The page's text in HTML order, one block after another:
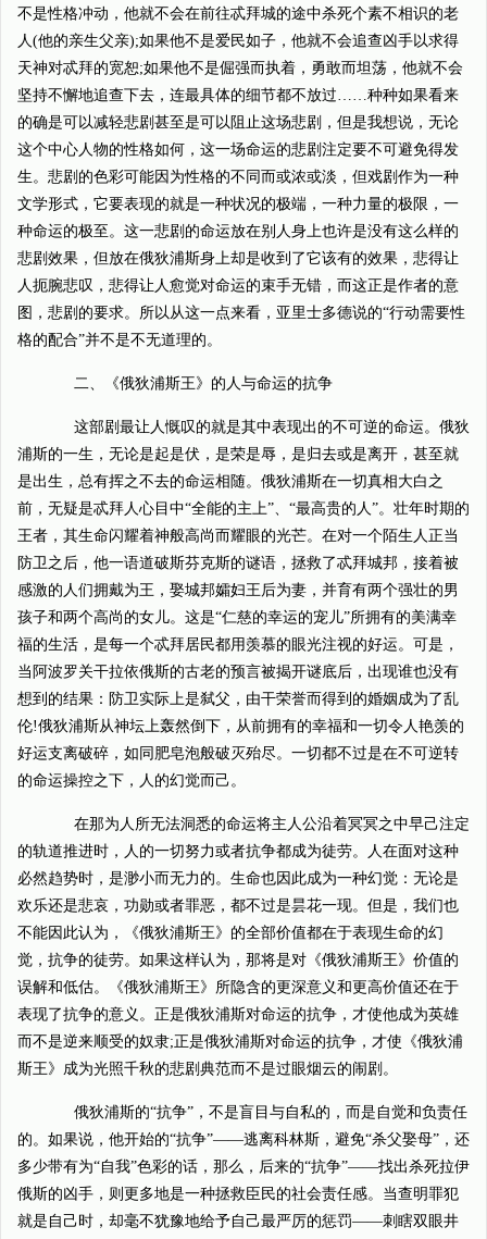
不是性格冲动，他就不会在前往忒拜城的途中杀死个素不相识的老
人(他的亲生父亲);如果他不是爱民如子，他就不会追查凶手以求得
天神对忒拜的宽恕;如果他不是倔强而执着，勇敢而坦荡，他就不会
坚持不懈地追查下去，连最具体的细节都不放过……种种如果看来
的确是可以减轻悲剧甚至是可以阻止这场悲剧，但是我想说，无论
这个中心人物的性格如何，这一场命运的悲剧注定要不可避免得发
生。悲剧的色彩可能因为性格的不同而或浓或淡，但戏剧作为一种
文学形式，它要表现的就是一种状况的极端，一种力量的极限，一
种命运的极至。这一悲剧的命运放在别人身上也许是没有这么样的
悲剧效果，但放在俄狄浦斯身上却是收到了它该有的效果，悲得让
人扼腕悲叹，悲得让人愈觉对命运的束手无错，而这正是作者的意
图，悲剧的要求。所以从这一点来看，亚里士多德说的“行动需要性
格的配合”并不是不无道理的。
二、《俄狄浦斯王》的人与命运的抗争
这部剧最让人慨叹的就是其中表现出的不可逆的命运。俄狄
浦斯的一生，无论是起是伏，是荣是辱，是归去或是离开，甚至就
是出生，总有挥之不去的命运相随。俄狄浦斯在一切真相大白之
前，无疑是忒拜人心目中“全能的主上”、“最高贵的人”。壮年时期的
王者，其生命闪耀着神般高尚而耀眼的光芒。在对一个陌生人正当
防卫之后，他一语道破斯芬克斯的谜语，拯救了忒拜城邦，接着被
感激的人们拥戴为王，娶城邦孀妇王后为妻，并育有两个强壮的男
孩子和两个高尚的女儿。这是“仁慈的幸运的宠儿”所拥有的美满幸
福的生活，是每一个忒拜居民都用羡慕的眼光注视的好运。可是，
当阿波罗关干拉依俄斯的古老的预言被揭开谜底后，出现谁也没有
想到的结果：防卫实际上是弑父，由干荣誉而得到的婚姻成为了乱
伦!俄狄浦斯从神坛上轰然倒下，从前拥有的幸福和一切令人艳羡的
好运支离破碎，如同肥皂泡般破灭殆尽。一切都不过是在不可逆转
的命运操控之下，人的幻觉而己。
在那为人所无法洞悉的命运将主人公沿着冥冥之中早己注定
的轨道推进时，人的一切努力或者抗争都成为徒劳。人在面对这种
必然趋势时，是渺小而无力的。生命也因此成为一种幻觉：无论是
欢乐还是悲哀，功勋或者罪恶，都不过是昙花一现。但是，我们也
不能因此认为，《俄狄浦斯王》的全部价值都在于表现生命的幻
觉，抗争的徒劳。如果这样认为，那将是对《俄狄浦斯王》价值的
误解和低估。《俄狄浦斯王》所隐含的更深意义和更高价值还在于
表现了抗争的意义。正是俄狄浦斯对命运的抗争，才使他成为英雄
而不是逆来顺受的奴隶;正是俄狄浦斯对命运的抗争，才使《俄狄浦
斯王》成为光照千秋的悲剧典范而不是过眼烟云的闹剧。
俄狄浦斯的“抗争”，不是盲目与自私的，而是自觉和负责任
的。如果说，他开始的“抗争”——逃离科林斯，避免“杀父娶母”，还
多少带有为“自我”色彩的话，那么，后来的“抗争”——找出杀死拉伊
俄斯的凶手，则更多地是一种拯救臣民的社会责任感。当查明罪犯
就是自己时，却毫不犹豫地给予自己最严厉的惩罚——刺瞎双眼井